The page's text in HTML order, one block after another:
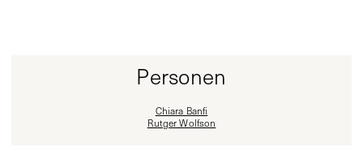
Personen
Chiara Banfi
Rutger Wolfson